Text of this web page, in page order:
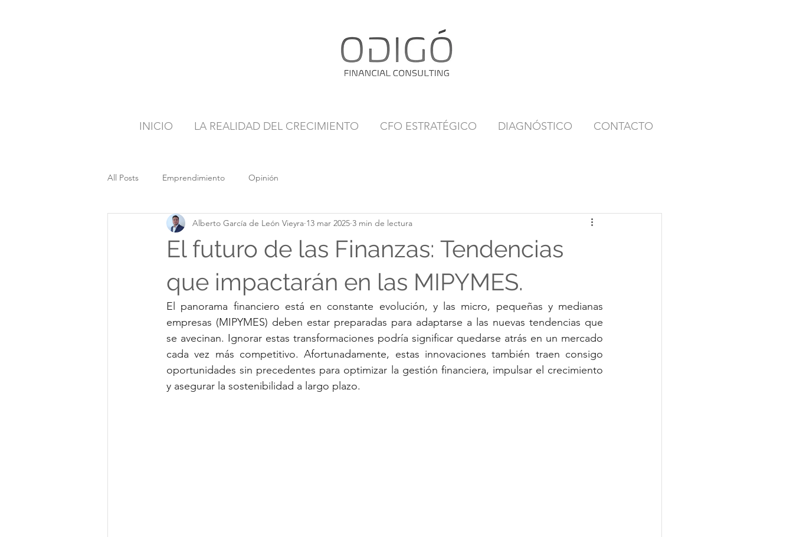
INICIO LA REALIDAD DEL CRECIMIENTO CFO ESTRATÉGICO DIAGNÓSTICO CONTACTO
All Posts Emprendimiento Opinión
El futuro de las Finanzas: Tendencias
que impactarán en las MIPYMES.
Alberto García de León Vieyra 13 mar 2025 3 min de lectura
El panorama financiero está en constante evolución, y las micro, pequeñas y medianas
empresas (MIPYMES) deben estar preparadas para adaptarse a las nuevas tendencias que
se avecinan. Ignorar estas transformaciones podría significar quedarse atrás en un mercado
cada vez más competitivo. Afortunadamente, estas innovaciones también traen consigo
oportunidades sin precedentes para optimizar la gestión financiera, impulsar el crecimiento
y asegurar la sostenibilidad a largo plazo.